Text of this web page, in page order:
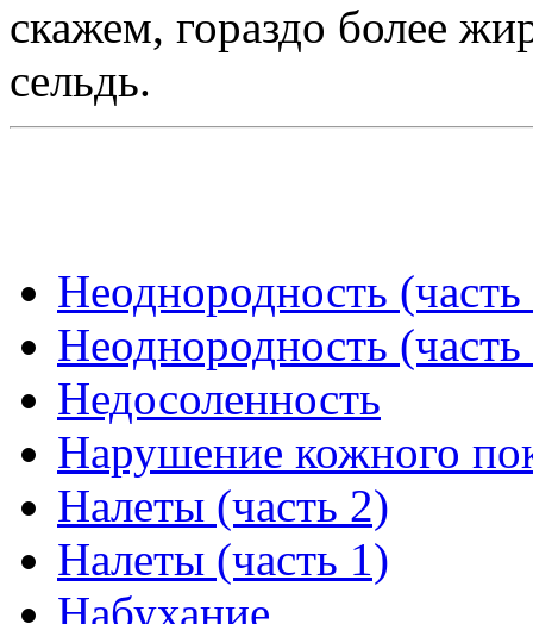
скажем, гораздо более
сельдь.
Неоднородность
Неоднородность
Недосоленность
Нарушение кожного
Налеты (часть 2)
Налеты (часть 1)
Набухание